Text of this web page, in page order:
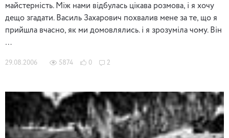
майстерність. Між нами відбулась цікава розмова, і я хочу
дещо згадати. Василь Захарович похвалив мене за те, що я
прийшла вчасно, як ми домовлялись. і я зрозуміла чому. Він
…
29.08.2006 5874 0 2